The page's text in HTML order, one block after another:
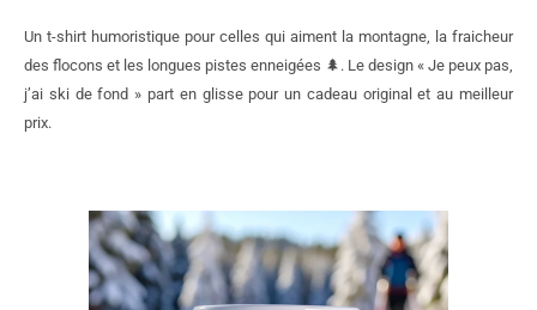
Un t-shirt humoristique pour celles qui aiment la montagne, la fraicheur
des flocons et les longues pistes enneigées 🌲. Le design « Je peux pas,
j’ai ski de fond » part en glisse pour un cadeau original et au meilleur
prix.